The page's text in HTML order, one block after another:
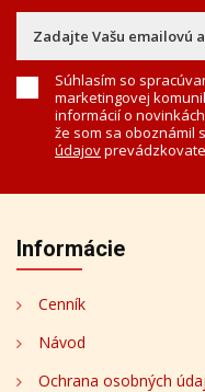
Súhlasím so
marketingovej
informácií o
že som sa oboznámil
údajov
Informácie
Cenník
Návod
Ochrana osobných